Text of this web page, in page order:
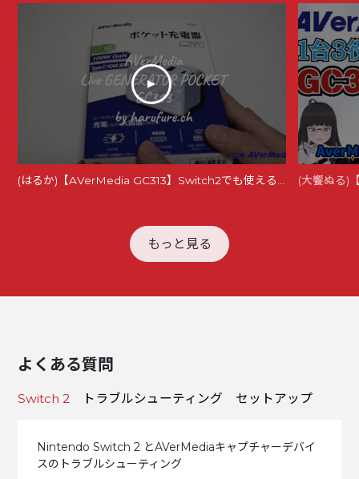
もっと見る
よくある質問
Switch 2 トラブルシューティング セットアップ
Nintendo Switch 2 とAVerMediaキャプチャーデバイ
スのトラブルシューティング